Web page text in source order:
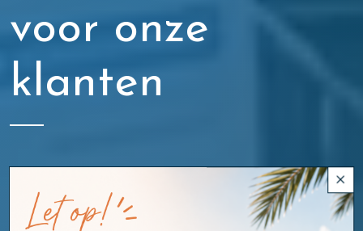
voor onze
klanten